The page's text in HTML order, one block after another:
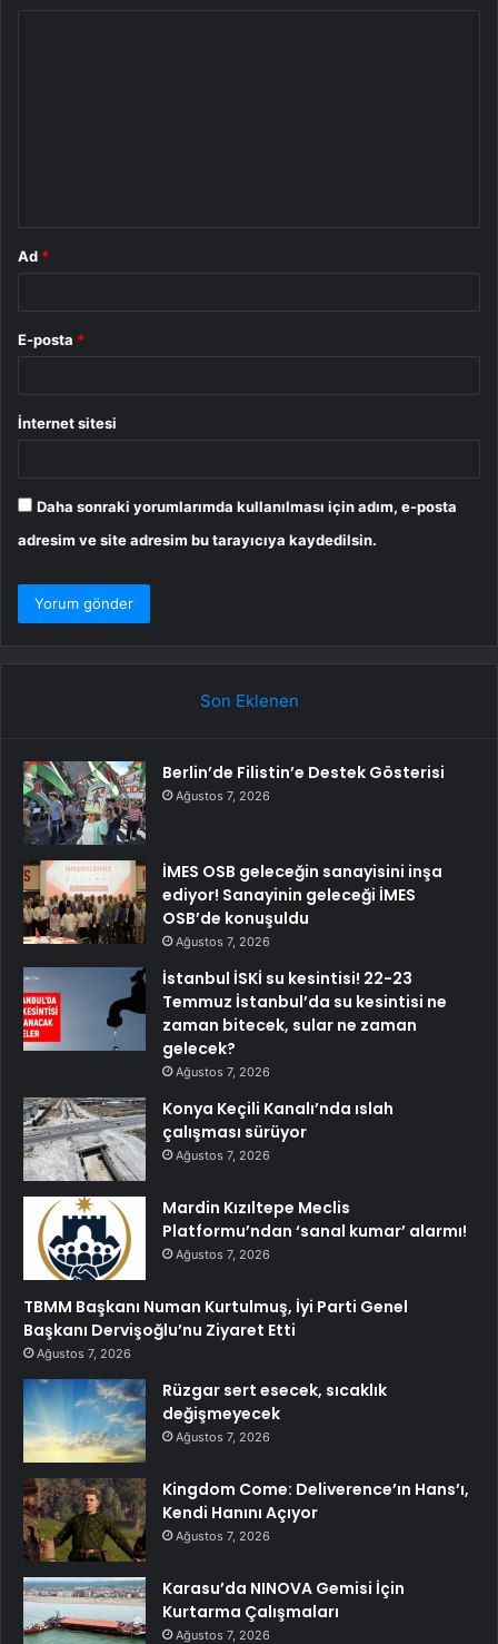
Ad *
E-posta *
İnternet sitesi
Daha sonraki yorumlarımda kullanılması için adım, e-posta
adresim ve site adresim bu tarayıcıya kaydedilsin.
Son Eklenen
Berlin’de Filistin’e Destek Gösterisi
Ağustos 7, 2026
İMES OSB geleceğin sanayisini inşa
ediyor! Sanayinin geleceği İMES
OSB’de konuşuldu
Ağustos 7, 2026
İstanbul İSKİ su kesintisi! 22-23
Temmuz İstanbul’da su kesintisi ne
zaman bitecek, sular ne zaman
gelecek?
Ağustos 7, 2026
Konya Keçili Kanalı’nda ıslah
çalışması sürüyor
Ağustos 7, 2026
Mardin Kızıltepe Meclis
Platformu’ndan ‘sanal kumar’ alarmı!
Ağustos 7, 2026
TBMM Başkanı Numan Kurtulmuş, İyi Parti Genel
Başkanı Dervişoğlu’nu Ziyaret Etti
Ağustos 7, 2026
Rüzgar sert esecek, sıcaklık
değişmeyecek
Ağustos 7, 2026
Kingdom Come: Deliverence’ın Hans’ı,
Kendi Hanını Açıyor
Ağustos 7, 2026
Karasu’da NINOVA Gemisi İçin
Kurtarma Çalışmaları
Ağustos 7, 2026